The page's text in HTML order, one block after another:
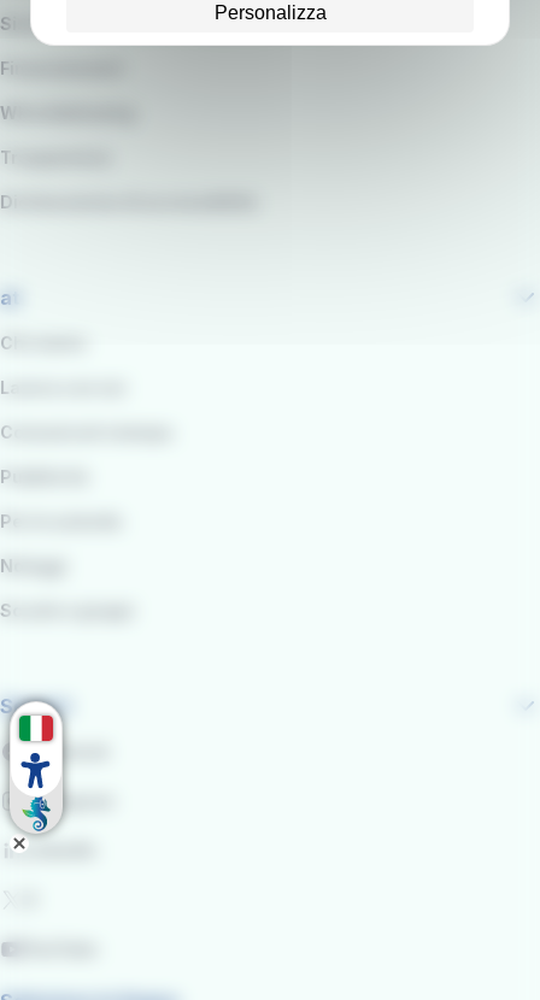
Sistema di Gestione integrato QARSS
Finanziamenti
Whistleblowing
Trasparenza
Dichiarazione di accessibilità
at
Chi siamo
Lavora con noi
Comunicati stampa
Pubblicità
Per le aziende
Noleggi
Scuole e gruppi
Seguici
Facebook
Instagram
LinkedIn
Personalizza